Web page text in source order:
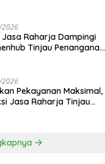
Jasa Raharja Dampingi
Tinjau Penanganan
Pekayanan Maksimal,
Jasa Raharja Tinjau